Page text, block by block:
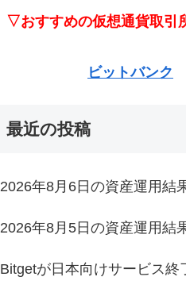
▽おすすめの仮想通貨取引
ビットバンク
最近の投稿
2026年8月6日の資産運用結
2026年8月5日の資産運用結
Bitgetが日本向けサービス終